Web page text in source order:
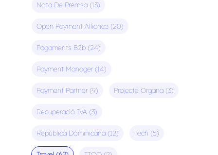
Nota De Premsa (13)
Open Payment Alliance (20)
Pagaments B2b (24)
Payment Manager(14)
Payment Partner(9) Projecte Organa (3)
Recuperació IVA (3)
República Dominicana (12) Tech (5)